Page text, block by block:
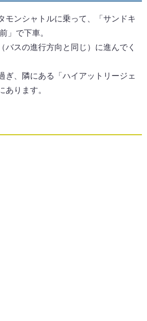
モンシャトルに乗って、「サンドキ
」で下車。
バスの進行方向と同じ）に進んでく
ぎ、隣にある「ハイアットリージェ
あります。